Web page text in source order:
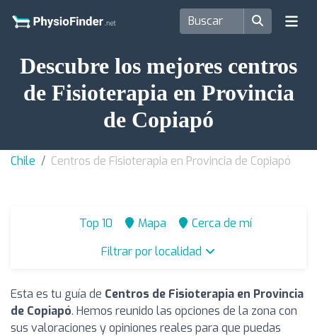
Descubre los mejores centros
de Fisioterapia en Provincia
de Copiapó
Chile Centros de Fisioterapia en Provincia de Copiapó
Top 10 Mapa
Cerca de mí
Filtrar por localidad
Esta es tu guía de Centros de Fisioterapia en Provincia
de Copiapó. Hemos reunido las opciones de la zona con
sus valoraciones y opiniones reales para que puedas